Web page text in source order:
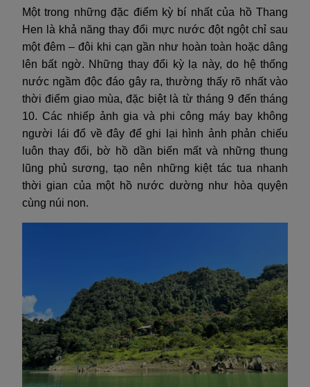
Một trong những đặc điểm kỳ bí nhất của hồ Thang
Hen là khả năng thay đổi mực nước đột ngột chỉ sau
một đêm – đôi khi cạn gần như hoàn toàn hoặc dâng
lên bất ngờ. Những thay đổi kỳ lạ này, do hệ thống
nước ngầm độc đáo gây ra, thường thấy rõ nhất vào
thời điểm giao mùa, đặc biệt là từ tháng 9 đến tháng
10. Các nhiếp ảnh gia và phi công máy bay không
người lái đổ về đây để ghi lại hình ảnh phản chiếu
luôn thay đổi, bờ hồ dần biến mất và những thung
lũng phủ sương, tạo nên những kiệt tác tua nhanh
thời gian của một hồ nước dường như hòa quyện
cùng núi non.